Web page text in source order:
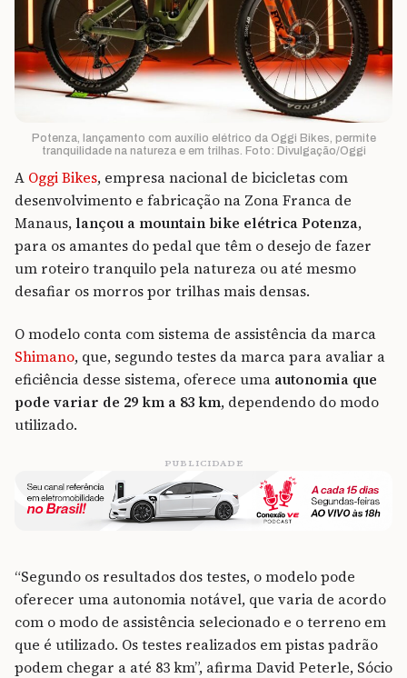
Potenza, lançamento com auxílio elétrico da Oggi Bikes, permite
tranquilidade na natureza e em trilhas. Foto: Divulgação/Oggi
A Oggi Bikes, empresa nacional de bicicletas com
desenvolvimento e fabricação na Zona Franca de
Manaus,lançou a mountain bike elétrica Potenza,
para os amantes do pedal que têm o desejo de fazer
um roteiro tranquilo pela natureza ou até mesmo
desafiar os morros por trilhas mais densas.
O modelo conta com sistema de assistência da marca
Shimano, que, segundo testes da marca para avaliar a
eficiência desse sistema, oferece uma autonomia que
pode variar de 29 km a 83 km, dependendo do modo
utilizado.
PUBLICIDADE
“Segundo os resultados dos testes, o modelo pode
oferecer uma autonomia notável, que varia de acordo
com o modo de assistência selecionado e o terreno em
que é utilizado. Os testes realizados em pistas padrão
podem chegar a até 83 km”, afirma David Peterle, Sócio